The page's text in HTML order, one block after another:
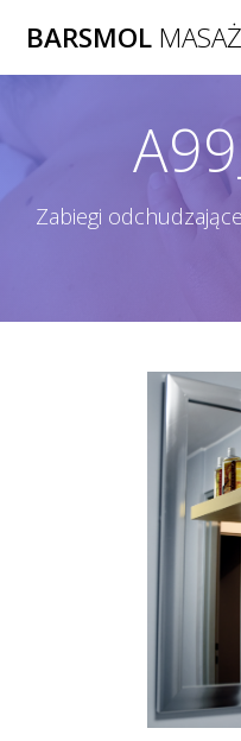
BARSMOL
Zabiegi